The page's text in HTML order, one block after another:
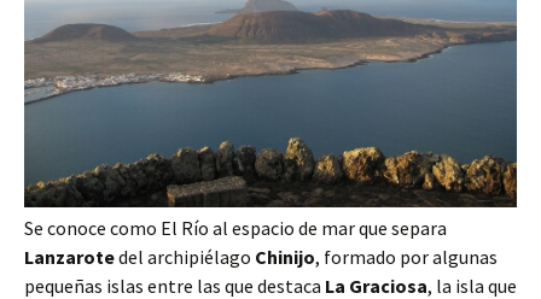
Se conoce como El Río al espacio de mar que separa
Lanzarotedel archipiélago Chinijo, formado por algunas
pequeñas islas entre las que destaca La Graciosa, la isla que